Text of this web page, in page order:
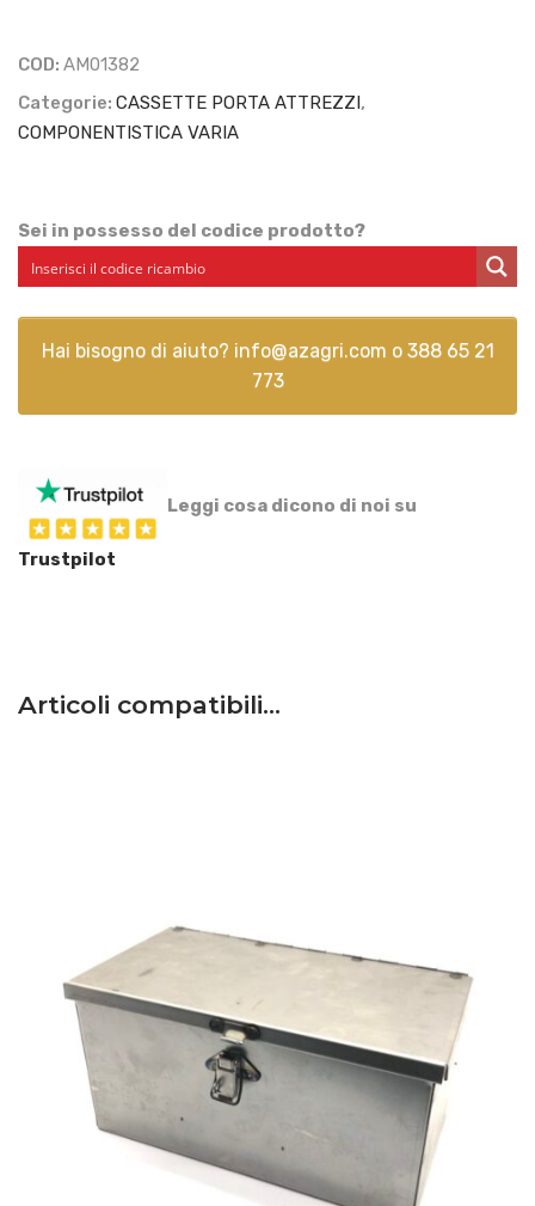
quantità
COD: AM01382
Categorie: CASSETTE PORTA ATTREZZI,
COMPONENTISTICA VARIA
Sei in possesso del codice prodotto?
Hai bisogno di aiuto? info@azagri.com o 388 65 21
773
Leggi cosa dicono di noi su
Trustpilot
Articoli compatibili…